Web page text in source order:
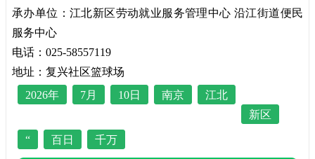
承办单位：江北新区劳动就业服务管理中心 沿江街道便民
服务中心
电话：025-58557119
地址：复兴社区篮球场
2026年
7月 10日 南京
江北
新区
“ 百日 千万